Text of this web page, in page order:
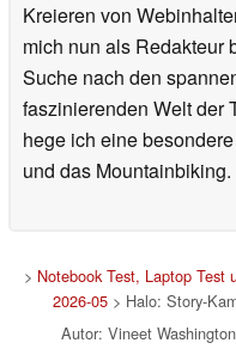
Kreieren von
mich nun als Redakteur
Suche nach den
faszinierenden Welt der
hege ich eine
und das Mountainbiking.
> Notebook Test, Laptop Test
2026-05 > Halo: Story-
Autor: Vineet